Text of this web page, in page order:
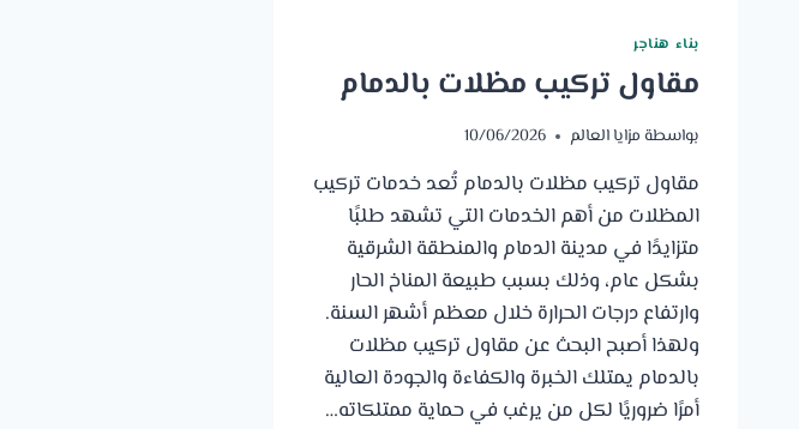
بناء هناجر
مقاول تركيب مظلات بالدمام
بواسطة مزايا العالم 10/06/2026
مقاول تركيب مظلات بالدمام تُعد خدمات تركيب
المظلات من أهم الخدمات التي تشهد طلبًا
متزايدًا في مدينة الدمام والمنطقة الشرقية
بشكل عام، وذلك بسبب طبيعة المناخ الحار
وارتفاع درجات الحرارة خلال معظم أشهر السنة.
ولهذا أصبح البحث عن مقاول تركيب مظلات
بالدمام يمتلك الخبرة والكفاءة والجودة العالية
أمرًا ضروريًا لكل من يرغب في حماية ممتلكاته…